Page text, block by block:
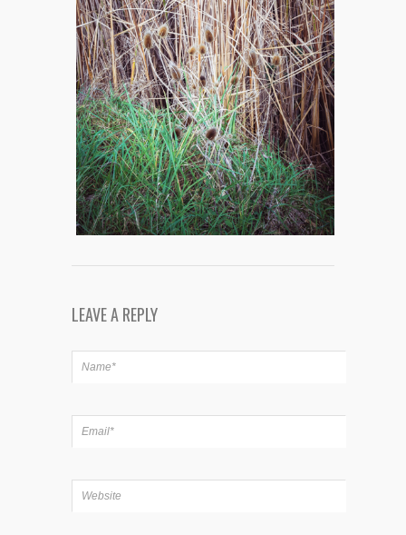
LEAVE A REPLY